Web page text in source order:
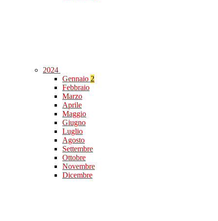
2024
Gennaio 2
Febbraio
Marzo
Aprile
Maggio
Giugno
Luglio
Agosto
Settembre
Ottobre
Novembre
Dicembre